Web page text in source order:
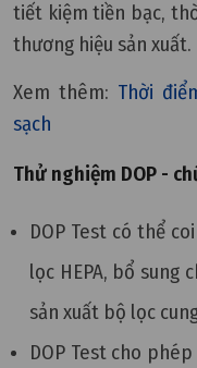
tiết kiệm tiền bạc,
thương hiệu sản xuất.
Xem thêm: Thời
sạch
Thử nghiệm DOP -
DOP Test có thể
lọc HEPA, bổ sung
sản xuất bộ lọc
DOP Test cho